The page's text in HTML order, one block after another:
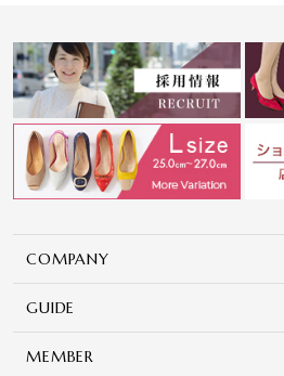
COMPANY
GUIDE
MEMBER